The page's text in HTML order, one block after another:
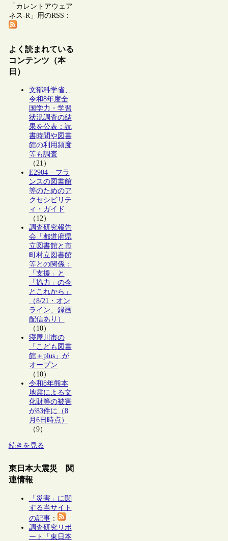
「カレントアウェア
ネス-R」用のRSS：
よく読まれている
コンテンツ（本
日）
文部科学省、
令和8年度全
国学力・学習
状況調査の結
果を公表：読
書時間や図書
館の利用頻度
等も調査
（21）
E2904 – フラ
ンスの図書館
等のためのア
クセシビリテ
ィ・ガイド
（12）
調査研究報告
会「都道府県
立図書館と市
町村立図書館
等との関係：
「支援」と
「協力」の今
とこれから」
（8/21・オン
ライン、録画
配信あり）
（10）
寝屋川市の
「こども図書
館＋plus」が
オープン
（10）
令和8年熊本
地震による文
化財等の被害
が83件に（8
月6日時点）
（9）
続きを見る
東日本大震災 関
連情報
「災害」に関
する当サイト
の記事：
調査研究リポ
ート「東日本